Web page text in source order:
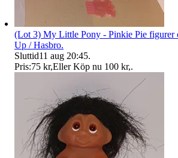
(Lot 3) My Little Pony - Pinkie Pie figurer
Up / Hasbro.
Sluttid11 aug 20:45.
Pris:75 kr,Eller Köp nu 100 kr,.